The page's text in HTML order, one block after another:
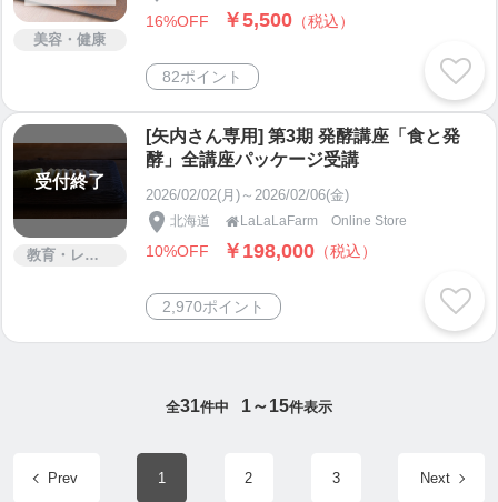
美容・健康
16%OFF ￥5,500 （税込）
82ポイント
受付終了
教育・レッスン・講習
[矢内さん専用] 第3期 発酵講座「食と発
酵」全講座パッケージ受講
2026/02/02(月)～2026/02/06(金)
北海道  LaLaLaFarm Online Store
10%OFF ￥198,000 （税込）
2,970ポイント
全31件中 1～15件表示
Prev 1 2 3 Next